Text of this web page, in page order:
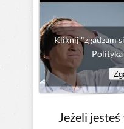
Kliknij "zgadzam
Jeżeli